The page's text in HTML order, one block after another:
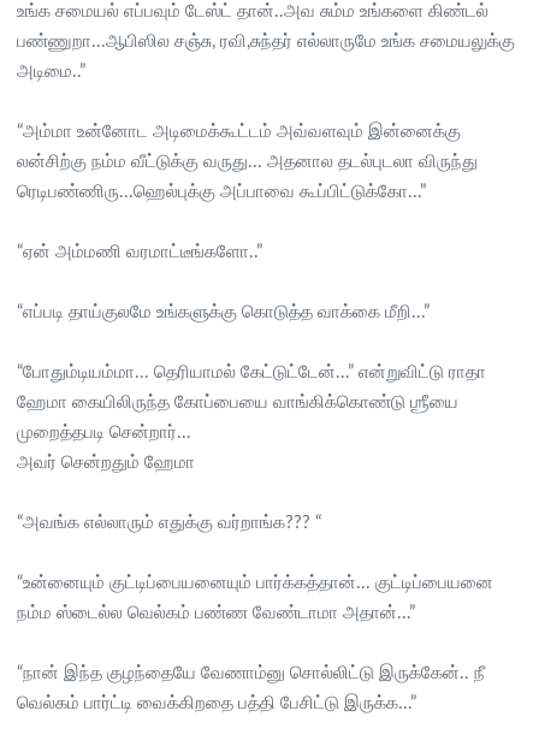
உங்க சமையல் எப்பவும் டேஸ்ட் தான்..அவ சும்ம உங்களை கிண்டல்
பண்ணுறா...ஆபிஸில சஞ்சு, ரவி,சுந்தர் எல்லாருமே உங்க சமையலுக்கு
அடிமை..”
“அம்மா உன்னோட அடிமைக்கூட்டம் அவ்வளவும் இன்னைக்கு
லன்சிற்கு நம்ம வீட்டுக்கு வருது... அதனால தடல்புடலா விருந்து
ரெடிபண்ணிரு...ஹெல்புக்கு அப்பாவை கூப்பிட்டுக்கோ...”
“ஏன் அம்மணி வரமாட்டீங்களோ..”
“எப்படி தாய்குலமே உங்களுக்கு கொடுத்த வாக்கை மீறி...”
“போதும்டியம்மா... தெரியாமல் கேட்டுட்டேன்...” என்றுவிட்டு ராதா
ஹேமா கையிலிருந்த கோப்பையை வாங்கிக்கொண்டு ஶ்ரீயை
முறைத்தபடி சென்றார்...
அவர் சென்றதும் ஹேமா
“அவங்க எல்லாரும் எதுக்கு வர்றாங்க??? “
“உன்னையும் குட்டிப்பையனையும் பார்க்கத்தான்... குட்டிப்பையனை
நம்ம ஸ்டைல்ல வெல்கம் பண்ண வேண்டாமா அதான்...”
“நான் இந்த குழந்தையே வேணாம்னு சொல்லிட்டு இருக்கேன்.. நீ
வெல்கம் பார்ட்டி வைக்கிறதை பத்தி பேசிட்டு இருக்க...”